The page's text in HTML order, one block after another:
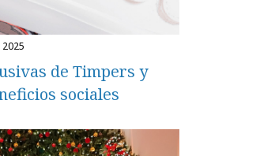
2025
de Timpers y
sociales